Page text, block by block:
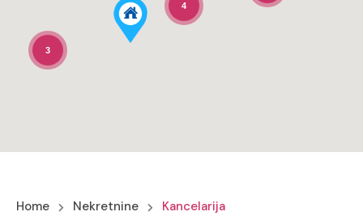
4
3
Home Nekretnine Kancelarija